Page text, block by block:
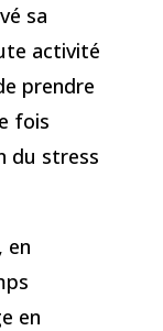
sa
activité
prendre
fois
du stress
en
en